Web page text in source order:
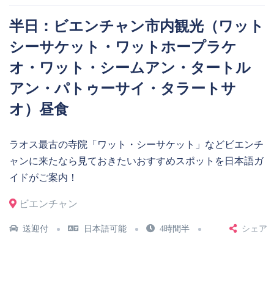
半日：ビエンチャン市内観光（ワット
シーサケット・ワットホープラケ
オ・ワット・シームアン・タートル
アン・パトゥーサイ・タラートサ
オ）昼食
ラオス最古の寺院「ワット・シーサケット」などビエンチ
ャンに来たなら見ておきたいおすすめスポットを日本語ガ
イドがご案内！
ビエンチャン
送迎付 日本語可能 4時間半 シェア